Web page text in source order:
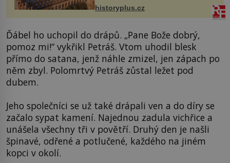
historyplus.cz
Ďábel ho uchopil do drápů. „Pane Bože dobrý,
pomoz mi!“ vykřikl Petráš. Vtom uhodil blesk
přímo do satana, jenž náhle zmizel, jen zápach po
něm zbyl. Polomrtvý Petráš zůstal ležet pod
dubem.
Jeho společníci se už také drápali ven a do díry se
začalo sypat kamení. Najednou zadula vichřice a
unášela všechny tři v povětří. Druhý den je našli
špinavé, odřené a potlučené, každého na jiném
kopci v okolí.